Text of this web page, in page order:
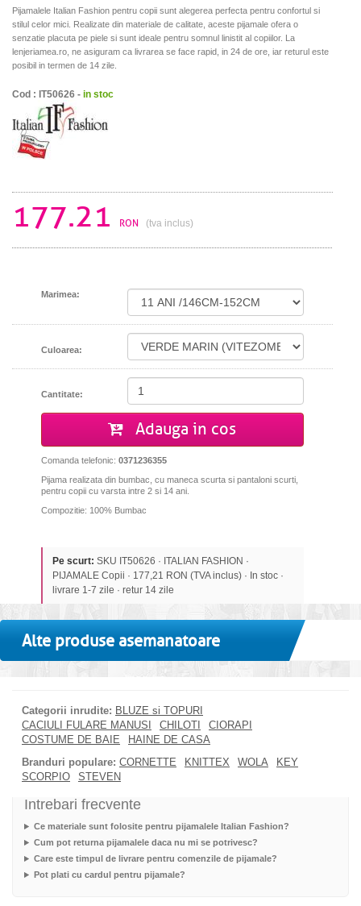
Pijamalele Italian Fashion pentru copii sunt alegerea perfecta pentru confortul si
stilul celor mici. Realizate din materiale de calitate, aceste pijamale ofera o
senzatie placuta pe piele si sunt ideale pentru somnul linistit al copiilor. La
lenjeriamea.ro, ne asiguram ca livrarea se face rapid, in 24 de ore, iar returul este
posibil in termen de 14 zile.
Cod : IT50626 - in stoc
177.21 RON (tva inclus)
Marimea:
Culoarea:
Cantitate:
Adauga in cos
Comanda telefonic: 0371236355
Pijama realizata din bumbac, cu maneca scurta si pantaloni scurti,
pentru copii cu varsta intre 2 si 14 ani.
Compozitie: 100% Bumbac
Pe scurt: SKU IT50626 · ITALIAN FASHION ·
PIJAMALE Copii · 177,21 RON (TVA inclus) · In stoc ·
livrare 1-7 zile · retur 14 zile
Alte produse asemanatoare
Categorii inrudite: BLUZE si TOPURI
CACIULI FULARE MANUSI
CHILOTI
CIORAPI
COSTUME DE BAIE
HAINE DE CASA
Branduri populare: CORNETTE KNITTEX WOLA
KEY
SCORPIO
STEVEN
Intrebari frecvente
Ce materiale sunt folosite pentru pijamalele Italian Fashion?
Cum pot returna pijamalele daca nu mi se potrivesc?
Care este timpul de livrare pentru comenzile de pijamale?
Pot plati cu cardul pentru pijamale?